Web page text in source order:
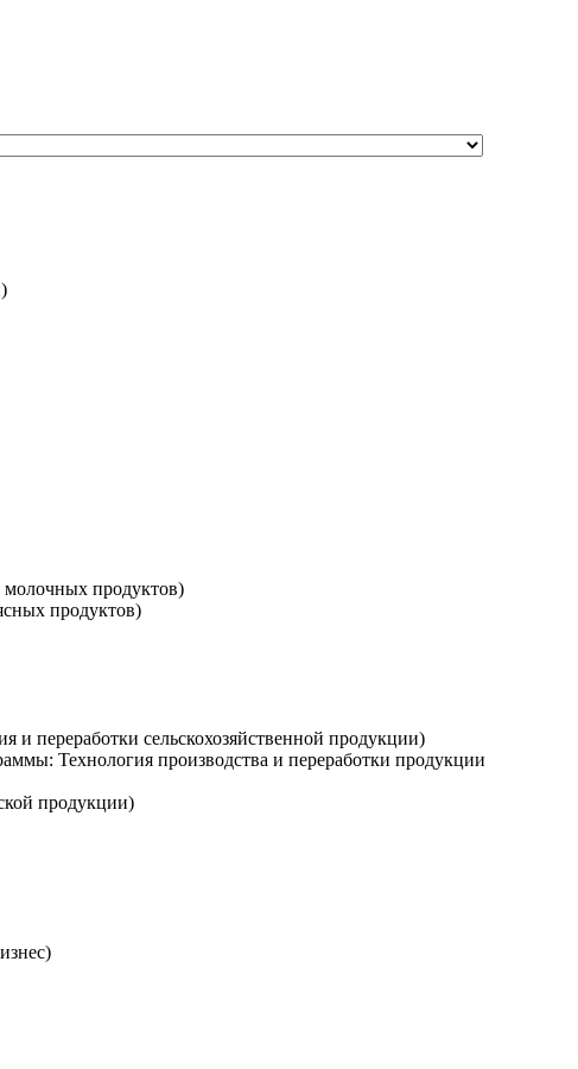
продуктов)
продуктов)
переработки сельскохозяйственной продукции)
Технология производства и переработки продукции
продукции)